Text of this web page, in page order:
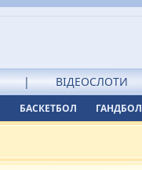
| ВІДЕОСЛОТИ
БАСКЕТБОЛ ГАНДБОЛ